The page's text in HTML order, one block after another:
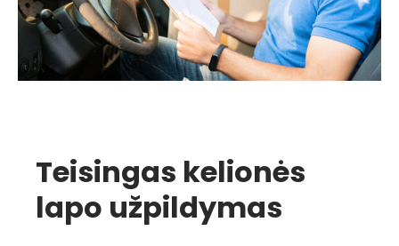
Teisingas kelionės
lapo užpildymas